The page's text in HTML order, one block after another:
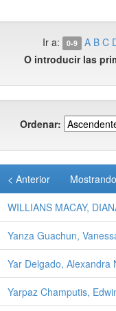
Ir a: 0-9 A B C
O introducir las
Ordenar:
< Anterior
WILLIANS MACAY,
Yanza Guachun,
Yar Delgado, Alexandra
Yarpaz Champutis,